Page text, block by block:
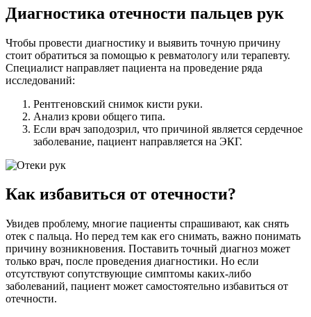
Диагностика отечности пальцев рук
Чтобы провести диагностику и выявить точную причину
стоит обратиться за помощью к ревматологу или терапевту.
Специалист направляет пациента на проведение ряда
исследований:
Рентгеновский снимок кисти руки.
Анализ крови общего типа.
Если врач заподозрил, что причиной является сердечное
заболевание, пациент направляется на ЭКГ.
Как избавиться от отечности?
Увидев проблему, многие пациенты спрашивают, как снять
отек с пальца. Но перед тем как его снимать, важно понимать
причину возникновения. Поставить точный диагноз может
только врач, после проведения диагностики. Но если
отсутствуют сопутствующие симптомы каких-либо
заболеваний, пациент может самостоятельно избавиться от
отечности.